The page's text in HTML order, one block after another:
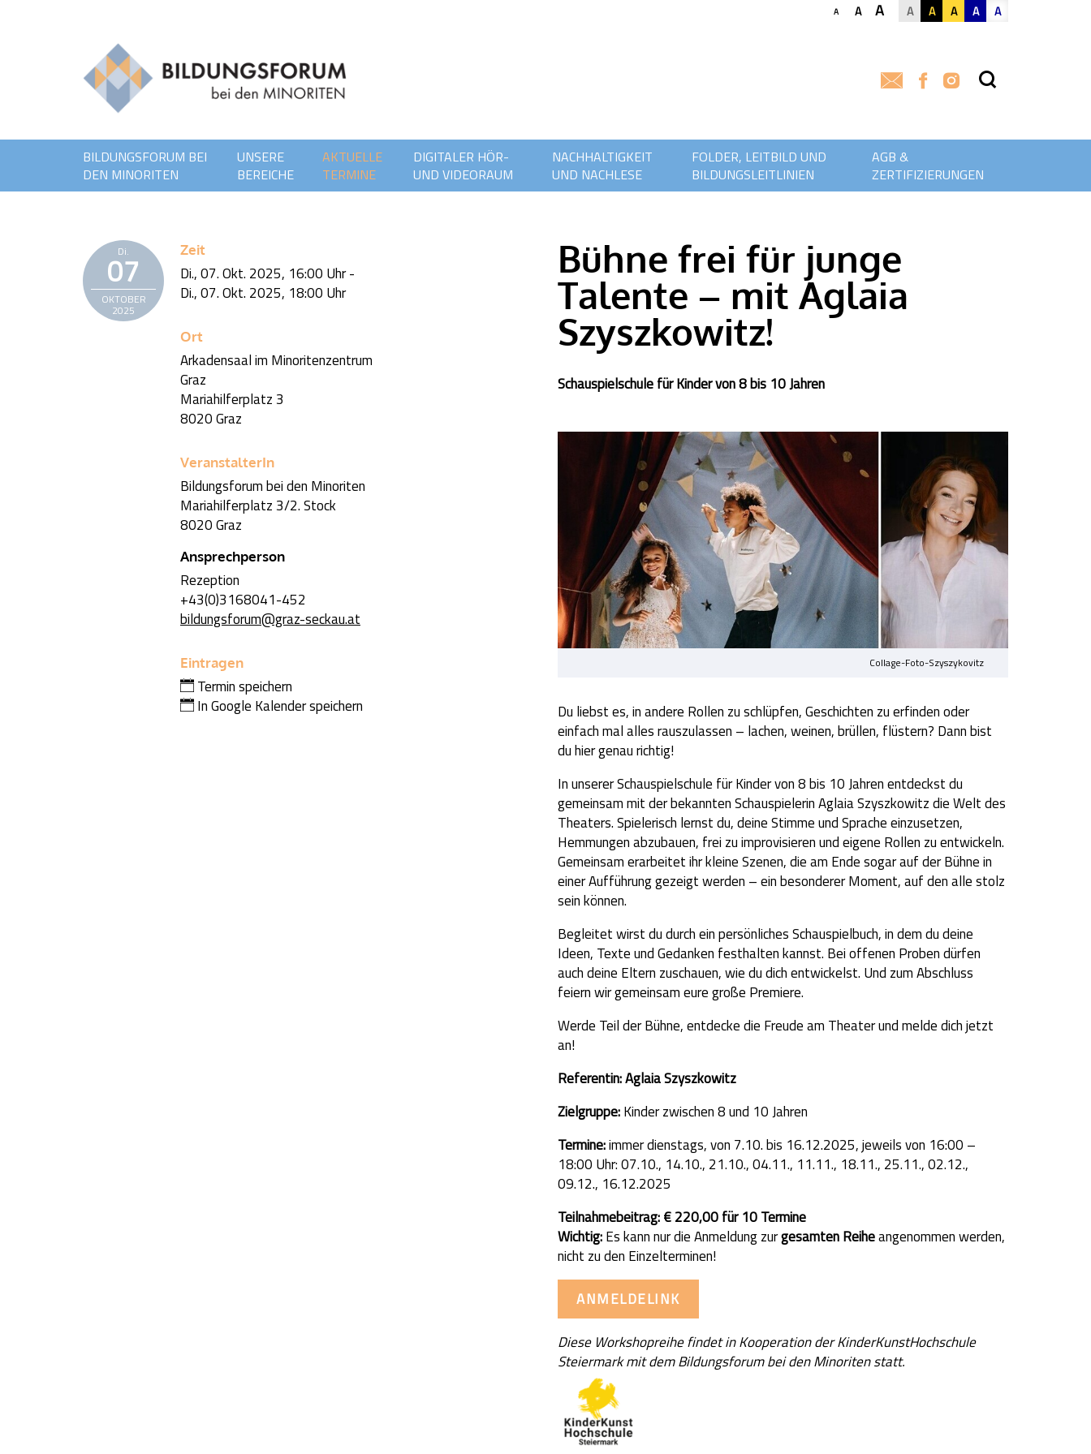
A A A A A A A A
BILDUNGSFORUM BEI
DEN MINORITEN
UNSERE
BEREICHE
AKTUELLE
TERMINE
DIGITALER HÖR-
UND VIDEORAUM
NACHHALTIGKEIT
UND NACHLESE
FOLDER, LEITBILD UND
BILDUNGSLEITLINIEN
AGB &
ZERTIFIZIERUNGEN
Di.
07
OKTOBER
2025
Zeit
Di., 07. Okt. 2025, 16:00 Uhr-
Di., 07. Okt. 2025, 18:00 Uhr
Ort
Arkadensaal im Minoritenzentrum
Graz
Mariahilferplatz 3
8020 Graz
VeranstalterIn
Bildungsforum bei den Minoriten
Mariahilferplatz 3/2. Stock
8020 Graz
Ansprechperson
Rezeption
+43(0)3168041-452
bildungsforum@graz-seckau.at
Eintragen
Termin speichern
In Google Kalender speichern
Bühne frei für junge
Talente – mit Aglaia
Szyszkowitz!
Schauspielschule für Kinder von 8 bis 10 Jahren
Collage-Foto-Szyszykovitz
Du liebst es, in andere Rollen zu schlüpfen, Geschichten zu erfinden oder
einfach mal alles rauszulassen – lachen, weinen, brüllen, flüstern? Dann bist
du hier genau richtig!
In unserer Schauspielschule für Kinder von 8 bis 10 Jahren entdeckst du
gemeinsam mit der bekannten Schauspielerin Aglaia Szyszkowitz die Welt des
Theaters. Spielerisch lernst du, deine Stimme und Sprache einzusetzen,
Hemmungen abzubauen, frei zu improvisieren und eigene Rollen zu entwickeln.
Gemeinsam erarbeitet ihr kleine Szenen, die am Ende sogar auf der Bühne in
einer Aufführung gezeigt werden – ein besonderer Moment, auf den alle stolz
sein können.
Begleitet wirst du durch ein persönliches Schauspielbuch, in dem du deine
Ideen, Texte und Gedanken festhalten kannst. Bei offenen Proben dürfen
auch deine Eltern zuschauen, wie du dich entwickelst. Und zum Abschluss
feiern wir gemeinsam eure große Premiere.
Werde Teil der Bühne, entdecke die Freude am Theater und melde dich jetzt
an!
Referentin: Aglaia Szyszkowitz
Zielgruppe:Kinder zwischen 8 und 10 Jahren
Termine:immer dienstags, von 7.10. bis 16.12.2025, jeweils von 16:00 –
18:00 Uhr: 07.10., 14.10., 21.10., 04.11., 11.11., 18.11., 25.11., 02.12.,
09.12., 16.12.2025
Teilnahmebeitrag: € 220,00 für 10 Termine
Wichtig:Es kann nur die Anmeldung zurgesamten Reiheangenommen werden,
nicht zu den Einzelterminen!
ANMELDELINK
Diese Workshopreihe findet in Kooperation der KinderKunstHochschule
Steiermark mit dem Bildungsforum bei den Minoriten statt.